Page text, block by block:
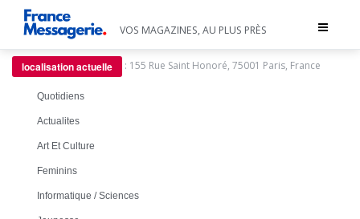
Toggle
VOS MAGAZINES, AU PLUS PRÈS
localisation actuelle : 155 Rue Saint Honoré, 75001 Paris, France
Quotidiens
Actualites
Art Et Culture
Feminins
Informatique / Sciences